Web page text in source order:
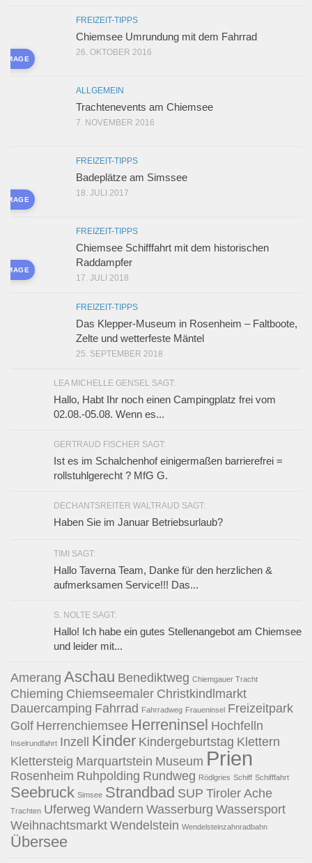
IMAGE
FREIZEIT-TIPPS
Chiemsee Umrundung mit dem Fahrrad
26. OKTOBER 2016
ALLGEMEIN
Trachtenevents am Chiemsee
7. NOVEMBER 2016
IMAGE
FREIZEIT-TIPPS
Badeplätze am Simssee
18. JULI 2017
IMAGE
FREIZEIT-TIPPS
Chiemsee Schifffahrt mit dem historischen
Raddampfer
17. JULI 2018
FREIZEIT-TIPPS
Das Klepper-Museum in Rosenheim – Faltboote,
Zelte und wetterfeste Mäntel
25. SEPTEMBER 2018
LEA MICHELLE GENSEL SAGT:
Hallo, Habt Ihr noch einen Campingplatz frei vom
02.08.-05.08. Wenn es...
GERTRAUD FISCHER SAGT:
Ist es im Schalchenhof einigermaßen barrierefrei =
rollstuhlgerecht ? MfG G.
DECHANTSREITER WALTRAUD SAGT:
Haben Sie im Januar Betriebsurlaub?
TIMI SAGT:
Hallo Taverna Team, Danke für den herzlichen &
aufmerksamen Service!!! Das...
S. NOLTE SAGT:
Hallo! Ich habe ein gutes Stellenangebot am Chiemsee
und leider mit...
Amerang Aschau Benediktweg Chiemgauer Tracht
Chieming Chiemseemaler Christkindlmarkt
Dauercamping Fahrrad Fahrradweg Fraueninsel Freizeitpark
Golf Herrenchiemsee Herreninsel Hochfelln
Inselrundfahrt Inzell Kinder Kindergeburtstag Klettern
Klettersteig Marquartstein Museum Prien
Rosenheim Ruhpolding Rundweg Rödlgries Schiff Schifffahrt
Seebruck Simsee Strandbad SUP Tiroler Ache
Trachten Uferweg Wandern Wasserburg Wassersport
Weihnachtsmarkt Wendelstein Wendelsteinzahnradbahn
Übersee